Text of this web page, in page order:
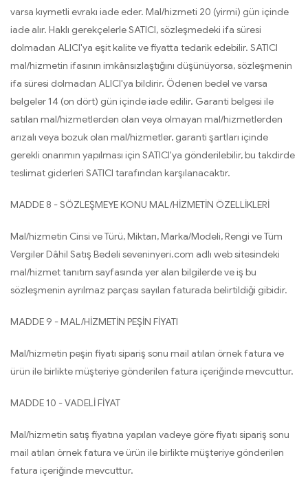
varsa kıymetli evrakı iade eder. Mal/hizmeti 20 (yirmi) gün içinde
iade alır. Haklı gerekçelerle SATICI, sözleşmedeki ifa süresi
dolmadan ALICI'ya eşit kalite ve fiyatta tedarik edebilir. SATICI
mal/hizmetin ifasının imkânsızlaştığını düşünüyorsa, sözleşmenin
ifa süresi dolmadan ALICI'ya bildirir. Ödenen bedel ve varsa
belgeler 14 (on dört) gün içinde iade edilir. Garanti belgesi ile
satılan mal/hizmetlerden olan veya olmayan mal/hizmetlerden
arızalı veya bozuk olan mal/hizmetler, garanti şartları içinde
gerekli onarımın yapılması için SATICI'ya gönderilebilir, bu takdirde
teslimat giderleri SATICI tarafından karşılanacaktır.
MADDE 8 - SÖZLEŞMEYE KONU MAL/HİZMETİN ÖZELLİKLERİ
Mal/hizmetin Cinsi ve Türü, Miktarı, Marka/Modeli, Rengi ve Tüm
Vergiler Dâhil Satış Bedeli seveninyeri.com adlı web sitesindeki
mal/hizmet tanıtım sayfasında yer alan bilgilerde ve iş bu
sözleşmenin ayrılmaz parçası sayılan faturada belirtildiği gibidir.
MADDE 9 - MAL/HİZMETİN PEŞİN FİYATI
Mal/hizmetin peşin fiyatı sipariş sonu mail atılan örnek fatura ve
ürün ile birlikte müşteriye gönderilen fatura içeriğinde mevcuttur.
MADDE 10 - VADELİ FİYAT
Mal/hizmetin satış fiyatına yapılan vadeye göre fiyatı sipariş sonu
mail atılan örnek fatura ve ürün ile birlikte müşteriye gönderilen
fatura içeriğinde mevcuttur.